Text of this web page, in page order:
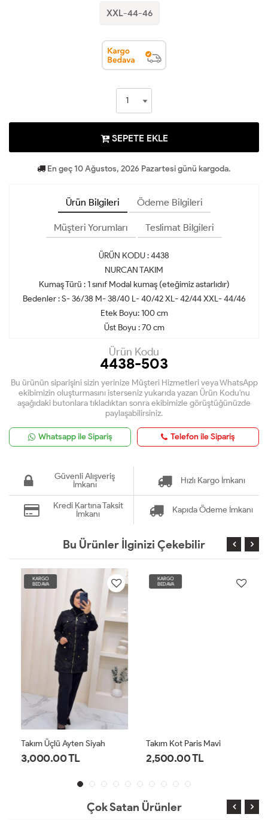
XXL-44-46
SEPETE EKLE
En geç 10 Ağustos, 2026 Pazartesi günü kargoda.
Ürün Bilgileri Ödeme Bilgileri
Müşteri Yorumları Teslimat Bilgileri
ÜRÜN KODU : 4438
NURCAN TAKIM
Kumaş Türü : 1 sınıf Modal kumaş (eteğimiz astarlıdır)
Bedenler : S- 36/38 M- 38/40 L- 40/42 XL- 42/44 XXL- 44/46
Etek Boyu: 100 cm
Üst Boyu : 70 cm
Ürün Kodu
4438-503
Bu ürünün siparişini sizin yerinize Müşteri Hizmetleri veya WhatsApp
ekibimizin oluşturmasını isterseniz yukarıda yazan Ürün Kodu'nu
aşağıdaki butonlara tıkladıktan sonra ekibimizle görüştüğünüzde
paylaşabilirsiniz.
Whatsapp ile Sipariş Telefon ile Sipariş
Güvenli Alışveriş
İmkanı
Hızlı Kargo İmkanı
Kredi Kartına Taksit
İmkanı
Kapıda Ödeme İmkanı
Bu Ürünler İlginizi Çekebilir
KARGO
BEDAVA
Takım Üçlü Ayten Siyah
3,000.00 TL
KARGO
BEDAVA
Takım Kot Paris Mavi
2,500.00 TL
Çok Satan Ürünler